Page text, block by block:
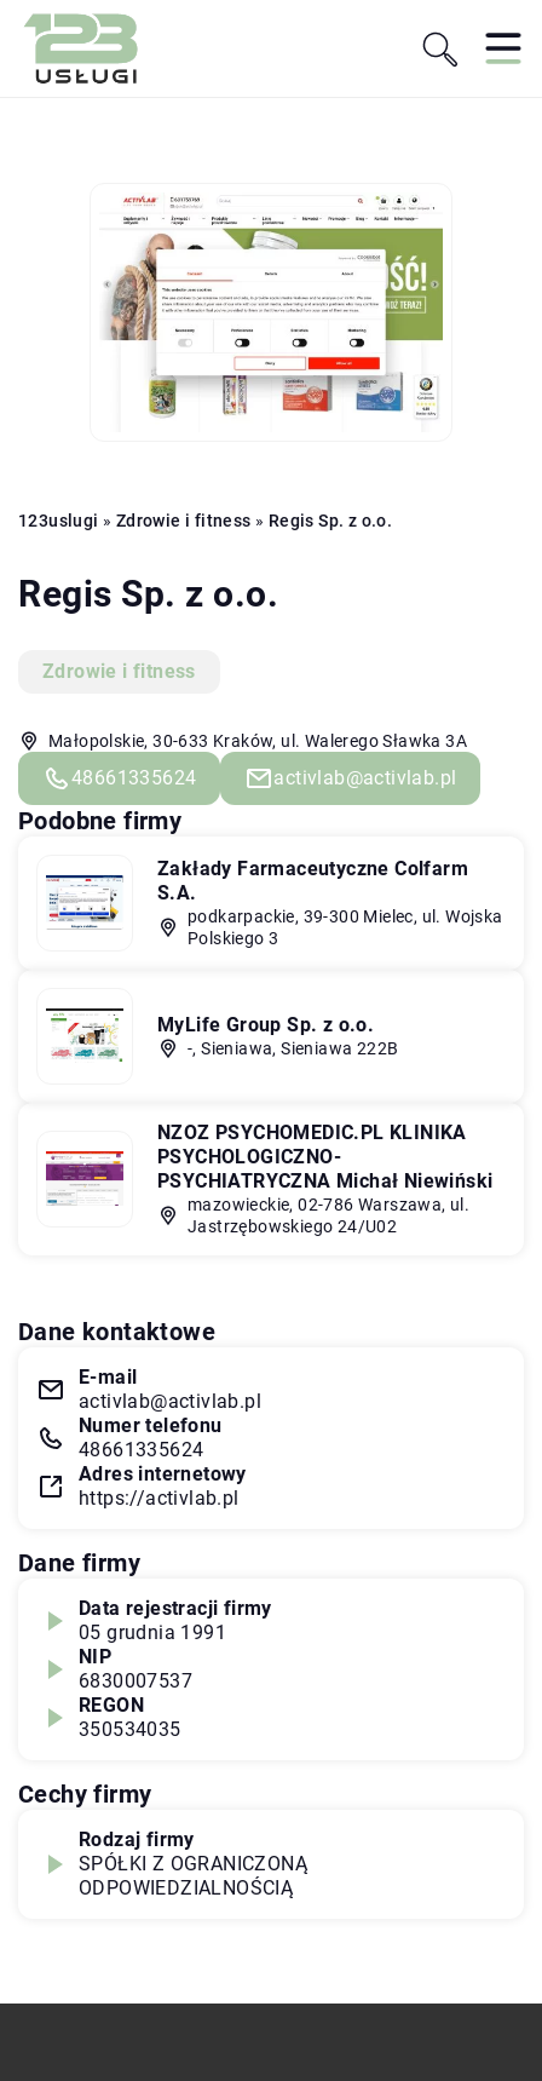
123uslugi » Zdrowie i fitness » Regis Sp. z o.o.
Regis Sp. z o.o.
Zdrowie i fitness
Małopolskie, 30-633 Kraków, ul. Walerego Sławka 3A
48661335624 activlab@activlab.pl
Podobne firmy
Zakłady Farmaceutyczne Colfarm
S.A.
podkarpackie, 39-300 Mielec, ul. Wojska
Polskiego 3
MyLife Group Sp. z o.o.
-, Sieniawa, Sieniawa 222B
NZOZ PSYCHOMEDIC.PL KLINIKA
PSYCHOLOGICZNO-
PSYCHIATRYCZNA Michał Niewiński
mazowieckie, 02-786 Warszawa, ul.
Jastrzębowskiego 24/U02
Dane kontaktowe
E-mail
activlab@activlab.pl
Numer telefonu
48661335624
Adres internetowy
https://activlab.pl
Dane firmy
Data rejestracji firmy
05 grudnia 1991
NIP
6830007537
REGON
350534035
Cechy firmy
Rodzaj firmy
SPÓŁKI Z OGRANICZONĄ
ODPOWIEDZIALNOŚCIĄ